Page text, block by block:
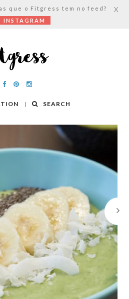
SEARCH
que o Fitgress tem no feed?
INSTAGRAM
X